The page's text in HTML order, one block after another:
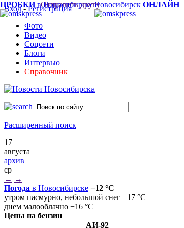
Вход-Регистрация
Фото
Видео
Соцсети
Блоги
Интервью
Справочник
Расширенный поиск
17
августа
архив
ср
← →
Погода в Новосибирске −12 °C
утром пасмурно, небольшой снег −17 °C
днем малооблачно −16 °C
Цены на бензин
АИ-92
ПРОБКИв НовосибирскеНовосибирск ОНЛАЙН
Отправить другу